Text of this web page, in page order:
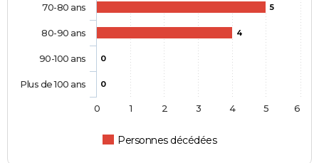
5
4
0
0
Personnes décédées
70-80 ans
80-90 ans
90-100 ans
Plus de 100 ans
0 1 2 3 4 5 6